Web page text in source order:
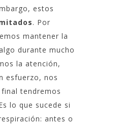
estos
. Por
mantener la
durante mucho
la atención,
esfuerzo, nos
tendremos
lo que sucede si
antes o